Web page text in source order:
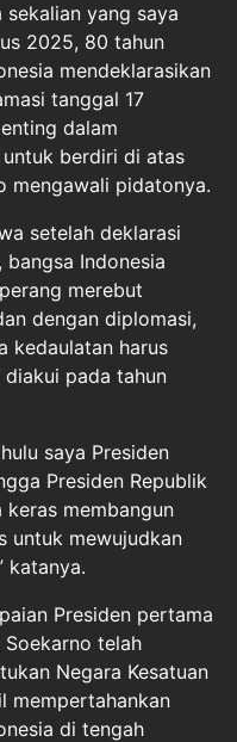
sekalian yang saya
2025, 80 tahun
mendeklarasikan
tanggal 17
dalam
berdiri di atas
mengawali pidatonya.
setelah deklarasi
bangsa Indonesia
merebut
dengan diplomasi,
kedaulatan harus
pada tahun
saya Presiden
Presiden Republik
membangun
untuk mewujudkan
katanya.
Presiden pertama
Soekarno telah
Negara Kesatuan
mempertahankan
di tengah